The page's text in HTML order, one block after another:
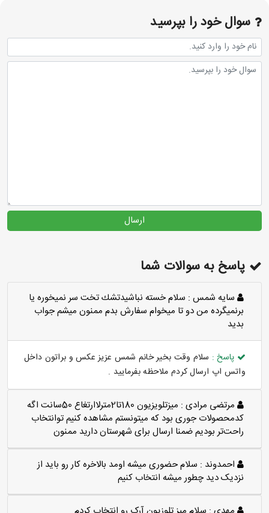
سوال خود را بپرسید
ارسال
پاسخ به سوالات شما
سايه شمس : سلام خسته نباشيدتشك تخت سر نميخوره يا
برنميگرده من دو تا ميخوام سفارش بدم ممنون ميشم جواب
بديد
پاسخ : سلام وقت بخیر خانم شمس عزیز عکس و براتون داخل
واتس اپ ارسال کردم ملاحظه بفرمایید .
مرتضی مرادی :
میزتلویزیون 180تا2مترلاارتغاع 50سانت اگه
کدمحصولات جوری بود که میتونستم مشاهده کنیم توانتخاب
راحت‌تر بودیم ضمنا ارسال برای شهرستان دارید ممنون
احمدوند : سلام حضوری میشه اومد بالاخره کار رو باید از
نزدیک دید چطور میشه انتخاب کنیم